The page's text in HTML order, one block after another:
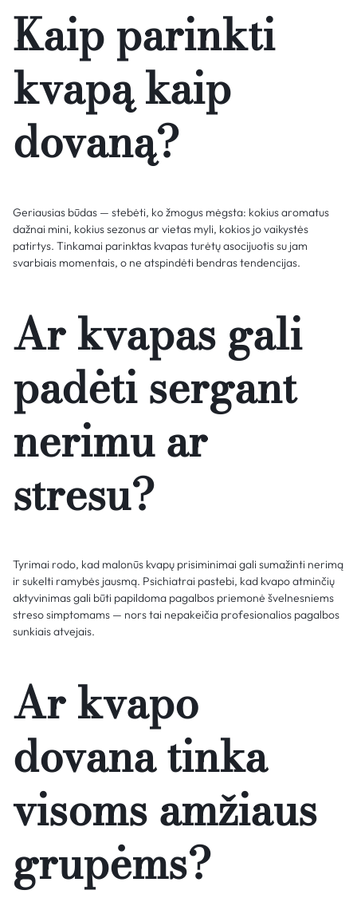
Kaip parinkti
kvapą kaip
dovaną?
Geriausias būdas — stebėti, ko žmogus mėgsta: kokius aromatus
dažnai mini, kokius sezonus ar vietas myli, kokios jo vaikystės
patirtys. Tinkamai parinktas kvapas turėtų asocijuotis su jam
svarbiais momentais, o ne atspindėti bendras tendencijas.
Ar kvapas gali
padėti sergant
nerimu ar
stresu?
Tyrimai rodo, kad malonūs kvapų prisiminimai gali sumažinti nerimą
ir sukelti ramybės jausmą. Psichiatrai pastebi, kad kvapo atminčių
aktyvinimas gali būti papildoma pagalbos priemonė švelnesniems
streso simptomams — nors tai nepakeičia profesionalios pagalbos
sunkiais atvejais.
Ar kvapo
dovana tinka
visoms amžiaus
grupėms?